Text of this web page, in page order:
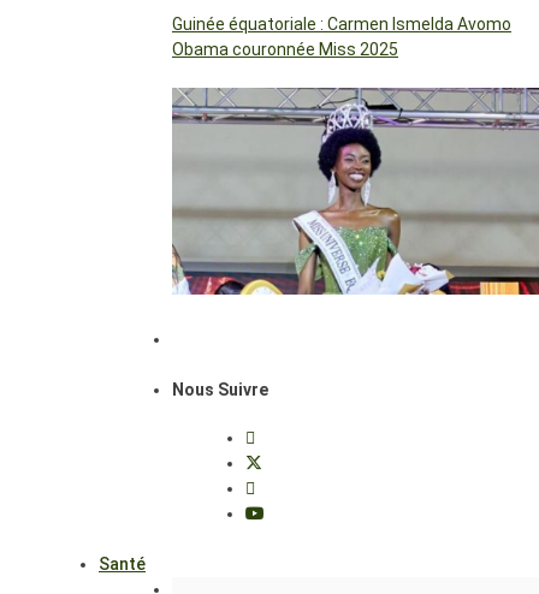
Guinée équatoriale : Carmen Ismelda Avomo
Obama couronnée Miss 2025
Nous Suivre
Santé